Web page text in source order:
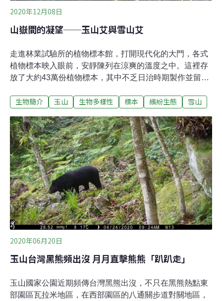
2020年12月08日
山嶽間的凝望──玉山艾與雪山艾
走進林業試驗所的植物標本館，打開現代化的大門，各式
植物標本映入眼前，安靜陳列在涼爽的溫度之中。這裡存
放了大約43萬份植物標本，其中不乏日治時期製作並留存
niitakayamensis Hayata）的模式標本（holotype）靜靜地
空，與川上瀧瀰（Takiya Kawakami）等人一同行走在高
山上，看著點點金光散落玉山山巔，述說起玉山艾的前世
今生。玉山艾與雪山艾的前世紀錄與變革1905年10月28
日，身為總督府博物館（現國立臺灣博物館）館長的植物
學家川上瀧瀰偕同幾位不同領域的專家，前往往新高山
（Niitakayama，日治時期對玉山的稱呼）進行礦物與植
物的調查。那個時期的玉山沒有現在這麼好爬，從鬱閉的
森林走到險峻的高山地形，若不步步當心的結局就是粉身
碎骨。終於，在長達6天的步行後，
生物簡介 玉山 生物多樣性 標本 繽紛生態 雪山
2020年06月20日
玉山台灣黑熊頻出沒 月月直擊熊熊「趴趴走」
玉山國家公園近期頻傳台灣黑熊出沒，不只在黑熊熱點東
部園區瓦拉米地區，在西部園區的八通關步道對關地區，